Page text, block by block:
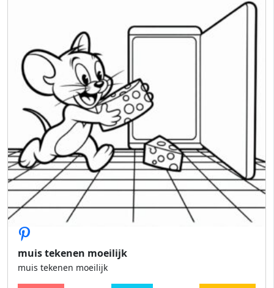
muis tekenen moeilijk
muis tekenen moeilijk